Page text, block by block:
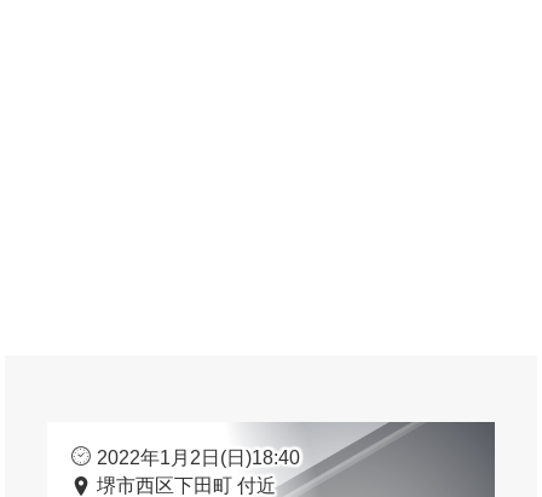
2022年1月2日(日)18:40
堺市西区下田町 付近